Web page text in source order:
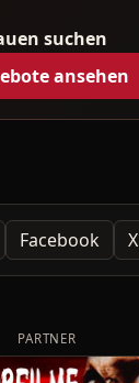
suchen
ansehen
Facebook X
PARTNER